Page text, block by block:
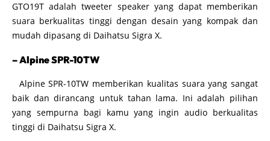
GTO19T adalah tweeter speaker yang dapat memberikan
suara berkualitas tinggi dengan desain yang kompak dan
mudah dipasang di Daihatsu Sigra X.
– Alpine SPR-10TW
Alpine SPR-10TW memberikan kualitas suara yang sangat
baik dan dirancang untuk tahan lama. Ini adalah pilihan
yang sempurna bagi kamu yang ingin audio berkualitas
tinggi di Daihatsu Sigra X.